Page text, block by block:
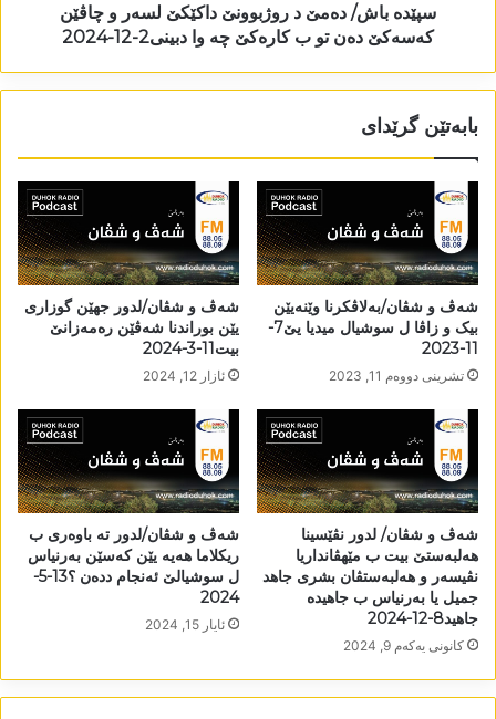
سپێدە باش/ دەمێ د روژبوونێ داکێکێ لسەر و چاڤێن
کەسەکێ دەن تو ب کارەکێ چە وا دبینی2-12-2024
بابەتێن گرێدای
شەڤ و شڤان/بەلاڤکرنا وێنەیێن
بیک و زاڤا ل سوشیال میدیا یێ7-
11-2023
تشرینی دووه‌م 11, 2023
شەڤ و شڤان/لدور جھێن گوزاری
یێن بوراندنا شەڤێن رەمەزانێ
بیت11-3-2024
ئازار 12, 2024
شەڤ و شڤان/ لدور نڤێسینا
ھەلبەستێ بیت ب مێھڤانداریا
نڤیسەر و ھەلبەستڤان بشری جاھد
جمیل یا بەرنیاس ب جاھیدە
جاھید8-12-2024
كانونی یه‌كه‌م 9, 2024
شەڤ و شڤان/لدور تە باوەری ب
ریکلاما ھەیە یێن کەسێن بەرنیاس
ل سوشیالێ ئەنجام ددەن ؟13-5-
2024
ئایار 15, 2024